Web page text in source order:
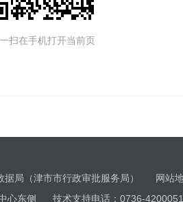
扫在手机打开当前页
据局（津市市行政审批服务局）
网站
心东侧 技术支持电话：0736-4200051